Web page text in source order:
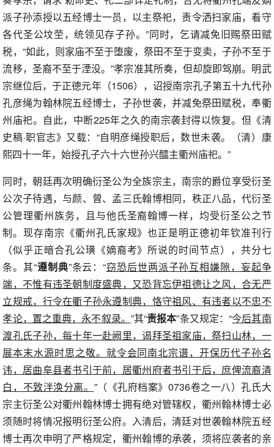
派子孙添授以五经博士一员，以主祭祀，责令洒扫家庙，看守
各代圣公坟茔，统领见存子孙。”同时，乞请减免旧赐祭田赋
税，“如此，则家庙不至于堕废，祭田不至于变卖，子孙不至于
流移，圣裔不至于湮没。”孝宗准其所奏，但却旋即驾崩。明武
宗继位后，于正德元年（1506），诏授南宗孔子第五十九代孙
孔彦绳为翰林院五经博士，子孙世袭，并减免祭田赋税，奉衢
州庙祀。自此，中断225年之久的南宗袭封得以恢复。但《清
史稿·职官志》又载：“自明彦绳授职后，数世未袭。（清）康
熙四十一年，始授孔子六十六世孙兴醽主衢州庙祀。”
同时，朝廷再次明确衍圣公为全族宗主，南宗的爵位享受衍圣
公次子待遇，与颜、曾、孟三氏翰博相同，秩正八品，代衍圣
公管理衢州族务，且与他氏圣裔翰博一样，均受衍圣公之节
制。现存南宗《衢州孔氏家规》也正是明正德初年钦准刊行
（似乎正暗合孔公璜《嫡裔考》所说的时间节点），共分七
条。其“遵制典”条云：“窃恐后世两派子孙互相嫌隙，妄起争
端，不惟有违圣朝制度盛典，又恐背忘伊祖德让之风，合无严
立规戒，行令在衢子孙永遵制典，恪守祖风、有违者以不忠不
孝论，置之重典，永不叙录。 ”其“责报本”条又规定：“今后其南
渡孔氏子孙，每十年一赴阙里，谒拜圣祖家庙，祭扫山林，一
展本末水源时思之敬。就令会同南北宗谱，开保历代子孙名
讳，居曲阜县者书引于前，居衢州府者书引于后，庶俾流裔清
白，不致泮涣分离。 ”（《孔府档案》0736卷之一八）孔氏大
宗主衍圣公对衢州翰林博士拥有绝对管辖权，衢州翰林博士必
须随时将情况报明衍圣公府。入清后，清廷对世袭翰林院五经
博士再次申明了严格规定，衢州翰博的承袭，须将应袭者的亲